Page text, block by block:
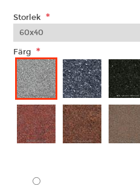
Storlek *
Färg *